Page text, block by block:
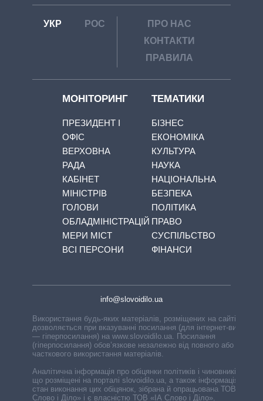
УКР РОС
ПРО НАС
КОНТАКТИ
ПРАВИЛА
МОНІТОРИНГ
ПРЕЗИДЕНТ І
ОФІС
ВЕРХОВНА
РАДА
КАБІНЕТ
МІНІСТРІВ
ГОЛОВИ
ОБЛАДМІНІСТРАЦІЙ
МЕРИ МІСТ
ВСІ ПЕРСОНИ
ТЕМАТИКИ
БІЗНЕС
ЕКОНОМІКА
КУЛЬТУРА
НАУКА
НАЦІОНАЛЬНА
БЕЗПЕКА
ПОЛІТИКА
ПРАВО
СУСПІЛЬСТВО
ФІНАНСИ
info@slovoidilo.ua
Використання будь-яких матеріалів, розміщених на сайті,
дозволяється при вказуванні посилання (для інтернет-видань
— гіперпосилання) на www.slovoidilo.ua. Посилання
(гіперпосилання) обов’язкове незалежно від повного або
часткового використання матеріалів.
Аналітична інформація про обіцянки політиків і чиновників,
що розміщені на порталі slovoidilo.ua, а також інформація про
стан виконання цих обіцянок, зібрана й опрацьована ТОВ «ІА
Слово і Діло» і є власністю ТОВ «ІА Слово і Діло».